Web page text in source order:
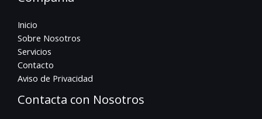
Inicio
Sobre Nosotros
Servicios
Contacto
Aviso de Privacidad
Contacta con Nosotros